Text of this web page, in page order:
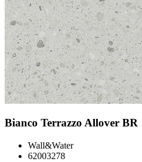
Bianco Terrazzo Allover BR
Wall&Water
62003278